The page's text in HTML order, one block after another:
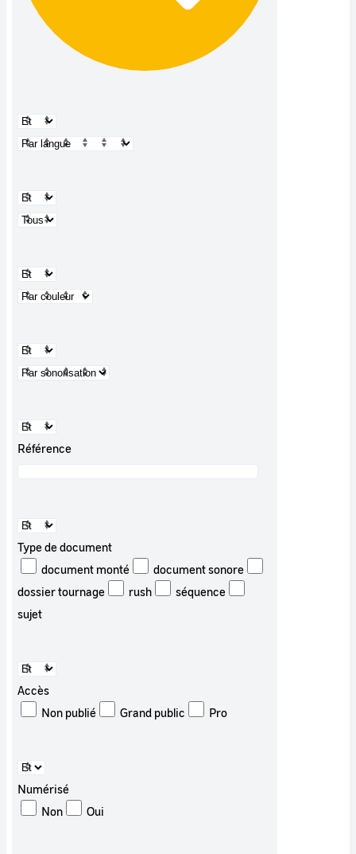
Référence
Type de document
document monté
document sonore
dossier tournage
rush
séquence
sujet
Accès
Non publié
Grand public Pro
Numérisé
Non
Oui